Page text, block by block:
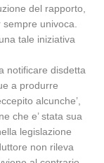
del rapporto,
univoca.
tale iniziativa
notificare disdetta
a produrre
alcunche’,
che e’ stata sua
legislazione
non rileva